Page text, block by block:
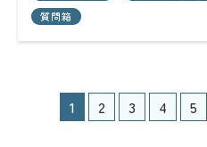
質問箱
1 2 3 4 5